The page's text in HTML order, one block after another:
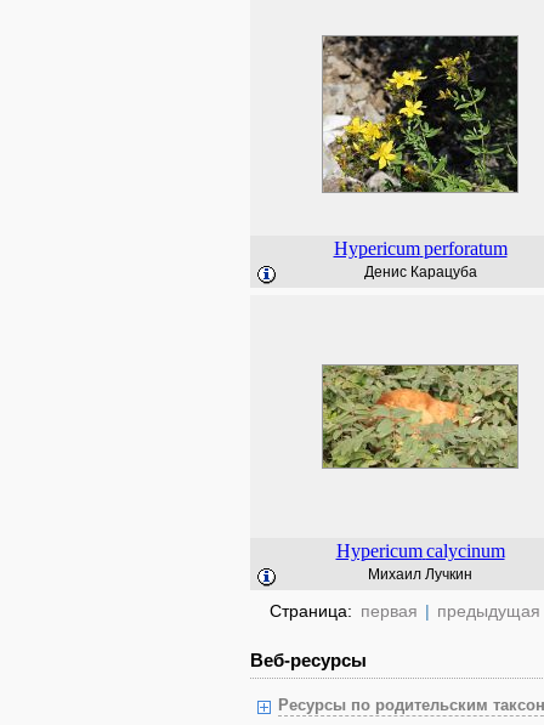
Hypericum perforatum
Денис Карацуба
Hypericum calycinum
Михаил Лучкин
Страница: первая | предыдущая
Веб-ресурсы
Ресурсы по родительским